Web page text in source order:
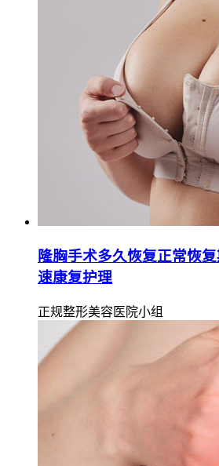
隆胸手术多久恢复正常恢
速康复护理
正规整形美容医院小组